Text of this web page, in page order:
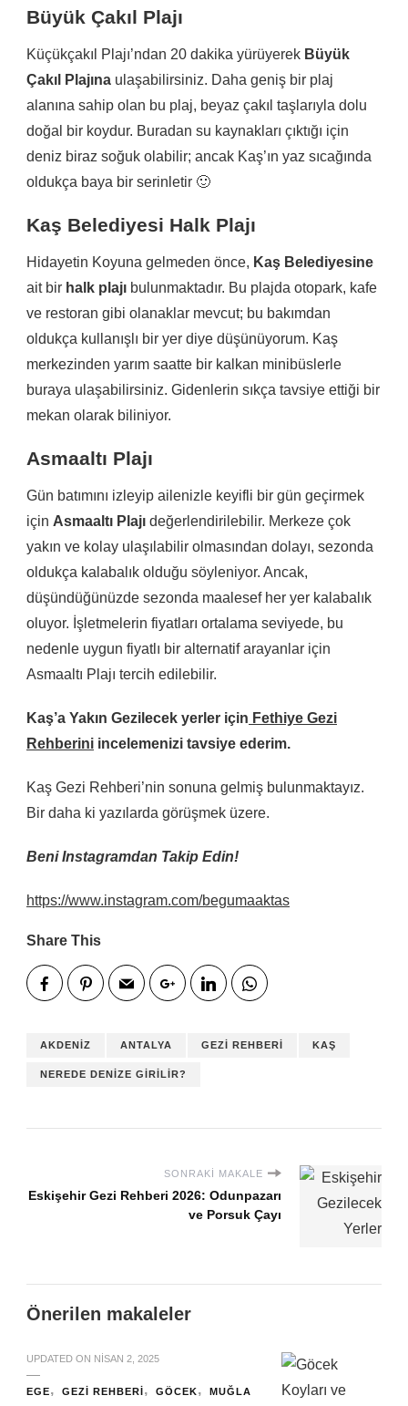
Büyük Çakıl Plajı
Küçükçakıl Plajı’ndan 20 dakika yürüyerek Büyük
Çakıl Plajına ulaşabilirsiniz. Daha geniş bir plaj
alanına sahip olan bu plaj, beyaz çakıl taşlarıyla dolu
doğal bir koydur. Buradan su kaynakları çıktığı için
deniz biraz soğuk olabilir; ancak Kaş’ın yaz sıcağında
oldukça baya bir serinletir 🙂
Kaş Belediyesi Halk Plajı
Hidayetin Koyuna gelmeden önce, Kaş Belediyesine
ait bir halk plajı bulunmaktadır. Bu plajda otopark, kafe
ve restoran gibi olanaklar mevcut; bu bakımdan
oldukça kullanışlı bir yer diye düşünüyorum. Kaş
merkezinden yarım saatte bir kalkan minibüslerle
buraya ulaşabilirsiniz. Gidenlerin sıkça tavsiye ettiği bir
mekan olarak biliniyor.
Asmaaltı Plajı
Gün batımını izleyip ailenizle keyifli bir gün geçirmek
için Asmaaltı Plajı değerlendirilebilir. Merkeze çok
yakın ve kolay ulaşılabilir olmasından dolayı, sezonda
oldukça kalabalık olduğu söyleniyor. Ancak,
düşündüğünüzde sezonda maalesef her yer kalabalık
oluyor. İşletmelerin fiyatları ortalama seviyede, bu
nedenle uygun fiyatlı bir alternatif arayanlar için
Asmaaltı Plajı tercih edilebilir.
Kaş’a Yakın Gezilecek yerler için Fethiye Gezi
Rehberini incelemenizi tavsiye ederim.
Kaş Gezi Rehberi’nin sonuna gelmiş bulunmaktayız.
Bir daha ki yazılarda görüşmek üzere.
Beni Instagramdan Takip Edin!
https://www.instagram.com/begumaaktas
Share This
AKDENIZ ANTALYA GEZI REHBERI KAŞ
NEREDE DENIZE GIRILIR?
SONRAKI MAKALE
Eskişehir Gezi Rehberi 2026: Odunpazarı
ve Porsuk Çayı
Önerilen makaleler
UPDATED ON NISAN 2, 2025
EGE GEZI REHBERI GÖCEK MUĞLA